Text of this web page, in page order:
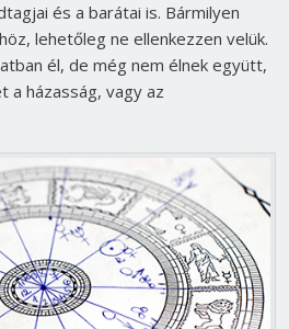
és a barátai is. Bármilyen
lehetőleg ne ellenkezzen velük.
él, de még nem élnek együtt,
a házasság, vagy az